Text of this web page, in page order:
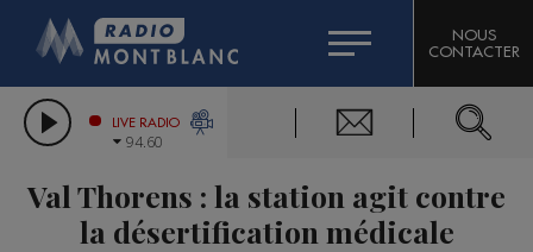
LES CHRONIQUES DE L'EXPERT
CITIZEN MACHINERY
GRAND MASSIF DOMAINES SKIABLES
BIGARD
COMPAGNIE DU MONT-BLANC
NOUS
CONTACTER
LIVE RADIO
94.60
Val Thorens : la station agit contre
la désertification médicale